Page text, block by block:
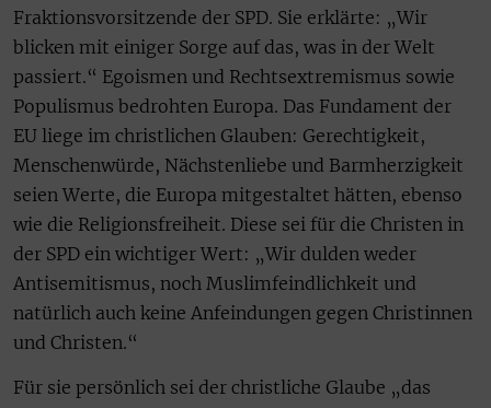
Fraktionsvorsitzende der SPD. Sie erklärte: „Wir
blicken mit einiger Sorge auf das, was in der Welt
passiert.“ Egoismen und Rechtsextremismus sowie
Populismus bedrohten Europa. Das Fundament der
EU liege im christlichen Glauben: Gerechtigkeit,
Menschenwürde, Nächstenliebe und Barmherzigkeit
seien Werte, die Europa mitgestaltet hätten, ebenso
wie die Religionsfreiheit. Diese sei für die Christen in
der SPD ein wichtiger Wert: „Wir dulden weder
Antisemitismus, noch Muslimfeindlichkeit und
natürlich auch keine Anfeindungen gegen Christinnen
und Christen.“
Für sie persönlich sei der christliche Glaube „das